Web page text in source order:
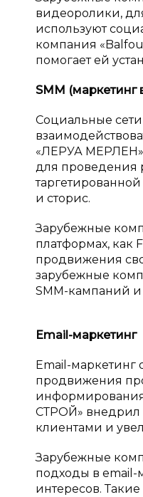
видеоролики,
используют
компания
помогает ей
SMM (маркетинг
Социальные
«ЛЕРУА МЕРЛЕН»
для проведения
и сторис.
Зарубежные
платформах, как
продвижения
зарубежные
SMM-кампаний и
Email-маркетинг
Email-маркетинг
продвижения
СТРОЙ» внедрил
клиентами и
Зарубежные
подходы в email-
интересов.